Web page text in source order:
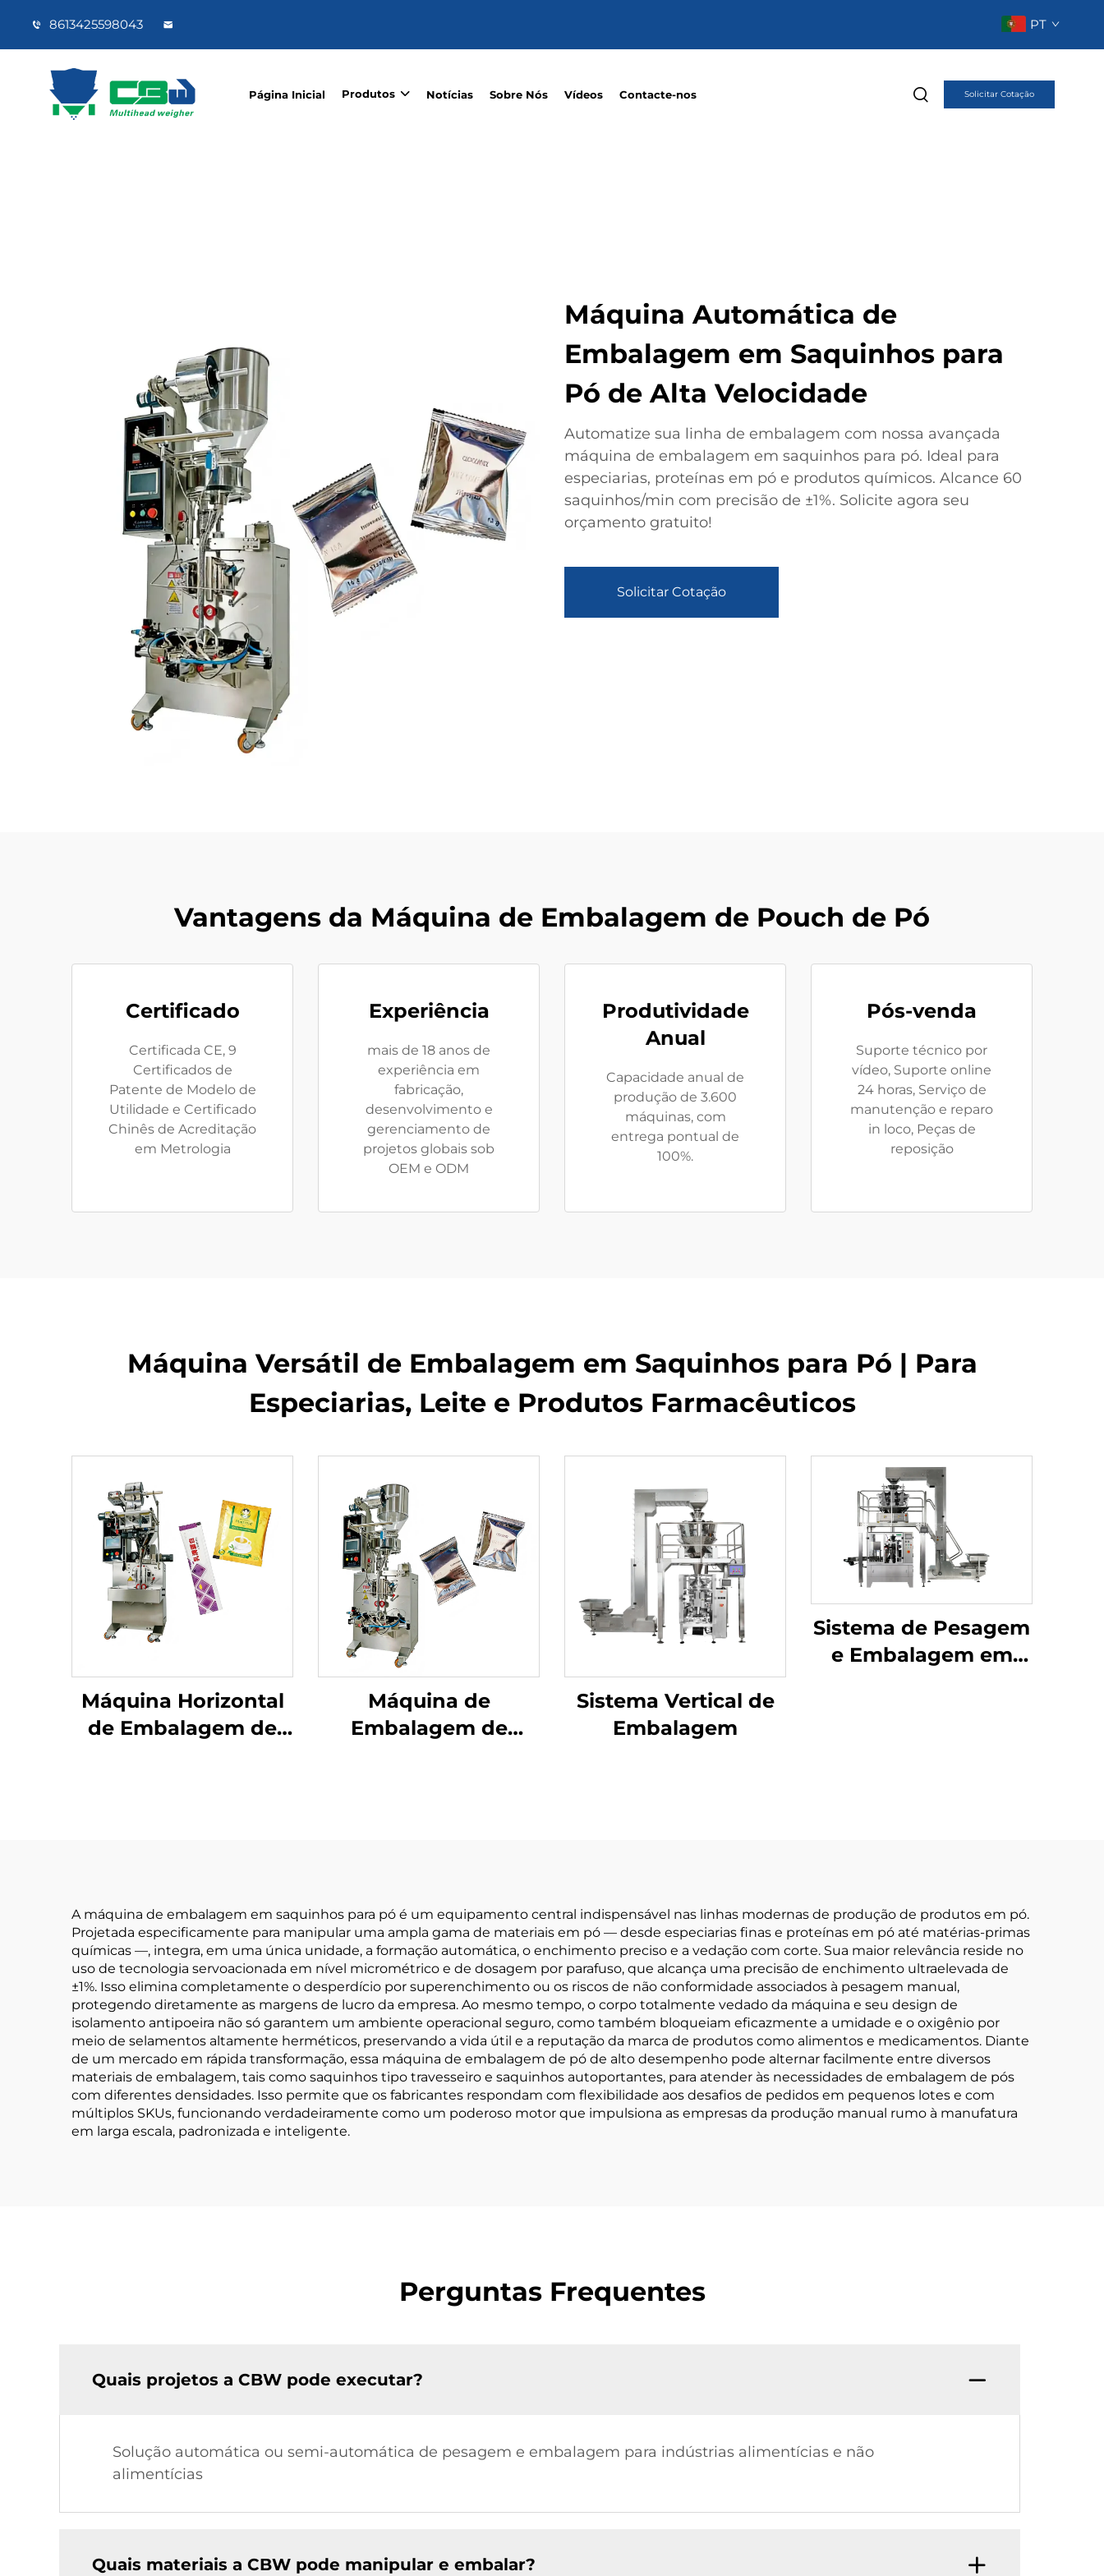
8613425598043 PT
Página Inicial Produtos Notícias Sobre Nós Vídeos Contacte-nos Solicitar Cotação
Máquina Automática de
Embalagem em Saquinhos para
Pó de Alta Velocidade
Automatize sua linha de embalagem com nossa avançada
máquina de embalagem em saquinhos para pó. Ideal para
especiarias, proteínas em pó e produtos químicos. Alcance 60
saquinhos/min com precisão de ±1%. Solicite agora seu
orçamento gratuito!
Solicitar Cotação
Vantagens da Máquina de Embalagem de Pouch de Pó
Certificado
Certificada CE, 9
Certificados de
Patente de Modelo de
Utilidade e Certificado
Chinês de Acreditação
em Metrologia
Experiência
mais de 18 anos de
experiência em
fabricação,
desenvolvimento e
gerenciamento de
projetos globais sob
OEM e ODM
Produtividade
Anual
Capacidade anual de
produção de 3.600
máquinas, com
entrega pontual de
100%.
Pós-venda
Suporte técnico por
vídeo, Suporte online
24 horas, Serviço de
manutenção e reparo
in loco, Peças de
reposição
Máquina Versátil de Embalagem em Saquinhos para Pó | Para
Especiarias, Leite e Produtos Farmacêuticos
Máquina Horizontal
de Embalagem de
Máquina de
Embalagem de
Sistema Vertical de
Embalagem
Sistema de Pesagem
e Embalagem em
A máquina de embalagem em saquinhos para pó é um equipamento central indispensável nas linhas modernas de produção de produtos em pó.
Projetada especificamente para manipular uma ampla gama de materiais em pó — desde especiarias finas e proteínas em pó até matérias-primas
químicas —, integra, em uma única unidade, a formação automática, o enchimento preciso e a vedação com corte. Sua maior relevância reside no
uso de tecnologia servoacionada em nível micrométrico e de dosagem por parafuso, que alcança uma precisão de enchimento ultraelevada de
±1%. Isso elimina completamente o desperdício por superenchimento ou os riscos de não conformidade associados à pesagem manual,
protegendo diretamente as margens de lucro da empresa. Ao mesmo tempo, o corpo totalmente vedado da máquina e seu design de
isolamento antipoeira não só garantem um ambiente operacional seguro, como também bloqueiam eficazmente a umidade e o oxigênio por
meio de selamentos altamente herméticos, preservando a vida útil e a reputação da marca de produtos como alimentos e medicamentos. Diante
de um mercado em rápida transformação, essa máquina de embalagem de pó de alto desempenho pode alternar facilmente entre diversos
materiais de embalagem, tais como saquinhos tipo travesseiro e saquinhos autoportantes, para atender às necessidades de embalagem de pós
com diferentes densidades. Isso permite que os fabricantes respondam com flexibilidade aos desafios de pedidos em pequenos lotes e com
múltiplos SKUs, funcionando verdadeiramente como um poderoso motor que impulsiona as empresas da produção manual rumo à manufatura
em larga escala, padronizada e inteligente.
Perguntas Frequentes
Quais projetos a CBW pode executar?
Solução automática ou semi-automática de pesagem e embalagem para indústrias alimentícias e não
alimentícias
Quais materiais a CBW pode manipular e embalar?